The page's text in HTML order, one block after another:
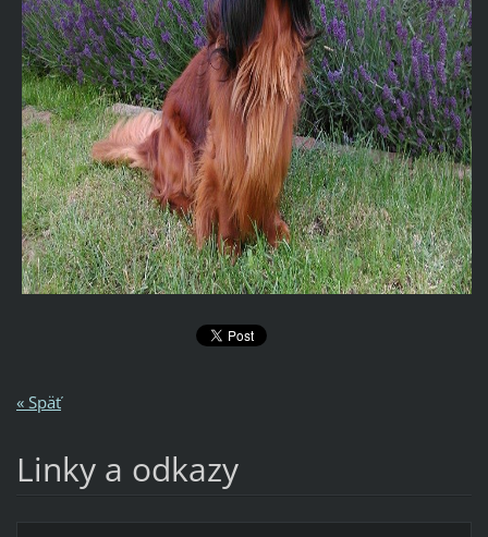
« Späť
Linky a odkazy